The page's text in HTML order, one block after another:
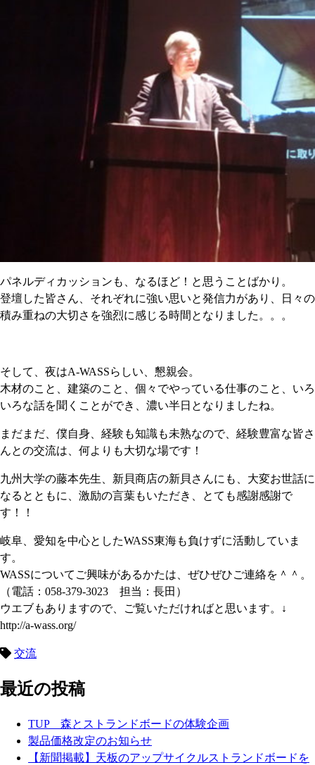
パネルディカッションも、なるほど！と思うことばかり。
登壇した皆さん、それぞれに強い思いと発信力があり、日々の
積み重ねの大切さを強烈に感じる時間となりました。。。
そして、夜はA-WASSらしい、懇親会。
木材のこと、建築のこと、個々でやっている仕事のこと、いろ
いろな話を聞くことができ、濃い半日となりましたね。
まだまだ、僕自身、経験も知識も未熟なので、経験豊富な皆さ
んとの交流は、何よりも大切な場です！
九州大学の藤本先生、新貝商店の新貝さんにも、大変お世話に
なるとともに、激励の言葉もいただき、とても感謝感謝で
す！！
岐阜、愛知を中心としたWASS東海も負けずに活動していま
す。
WASSについてご興味があるかたは、ぜひぜひご連絡を＾＾。
（電話：058-379-3023 担当：長田）
ウエブもありますので、ご覧いただければと思います。↓
http://a-wass.org/
交流
最近の投稿
TUP 森とストランドボードの体験企画
製品価格改定のお知らせ
【新聞掲載】天板のアップサイクルストランドボードを